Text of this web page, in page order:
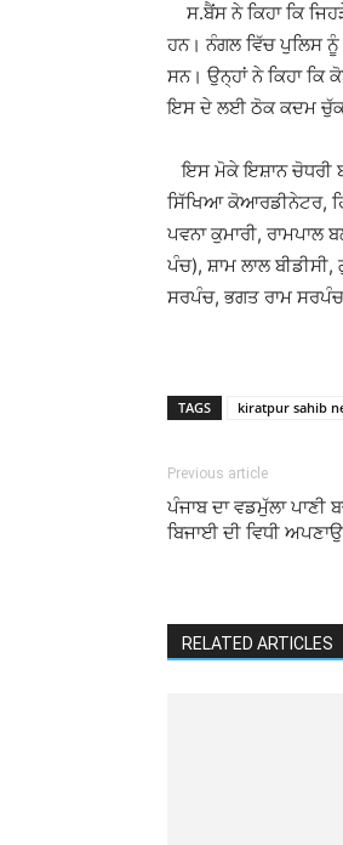
ਸ.ਬੈਂਸ ਨੇ ਕਿਹਾ ਕਿ
ਹਨ। ਨੰਗਲ ਵਿੱਚ ਪੁਲਿਸ ਨੂੰ
ਸਨ। ਉਨ੍ਹਾਂ ਨੇ ਕਿਹਾ ਕਿ
ਇਸ ਦੇ ਲਈ ਠੋਕ ਕਦਮ ਚੁੱਕ
ਇਸ ਮੋਕੇ ਇਸ਼ਾਨ ਚੋਧਰੀ
ਸਿੱਖਿਆ ਕੋਆਰਡੀਨੇਟਰ,
ਪਵਨਾ ਕੁਮਾਰੀ,
ਪੰਚ), ਸ਼ਾਮ ਲਾਲ
ਸਰਪੰਚ, ਭਗਤ ਰਾਮ
TAGS kiratpur sahib
Previous article
ਪੰਜਾਬ ਦਾ ਵਡਮੁੱਲਾ ਪਾਣੀ
ਬਿਜਾਈ ਦੀ ਵਿਧੀ
RELATED ARTICLES